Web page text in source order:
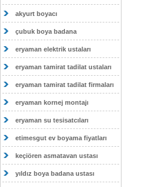
akyurt boyacı
çubuk boya badana
eryaman elektrik ustaları
eryaman tamirat tadilat ustaları
eryaman tamirat tadilat firmaları
eryaman kornej montajı
eryaman su tesisatcıları
etimesgut ev boyama fiyatları
keçiören asmatavan ustası
yıldız boya badana ustası